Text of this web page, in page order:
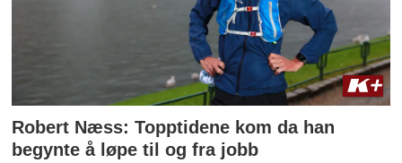
Robert Næss: Topptidene kom da han
begynte å løpe til og fra jobb